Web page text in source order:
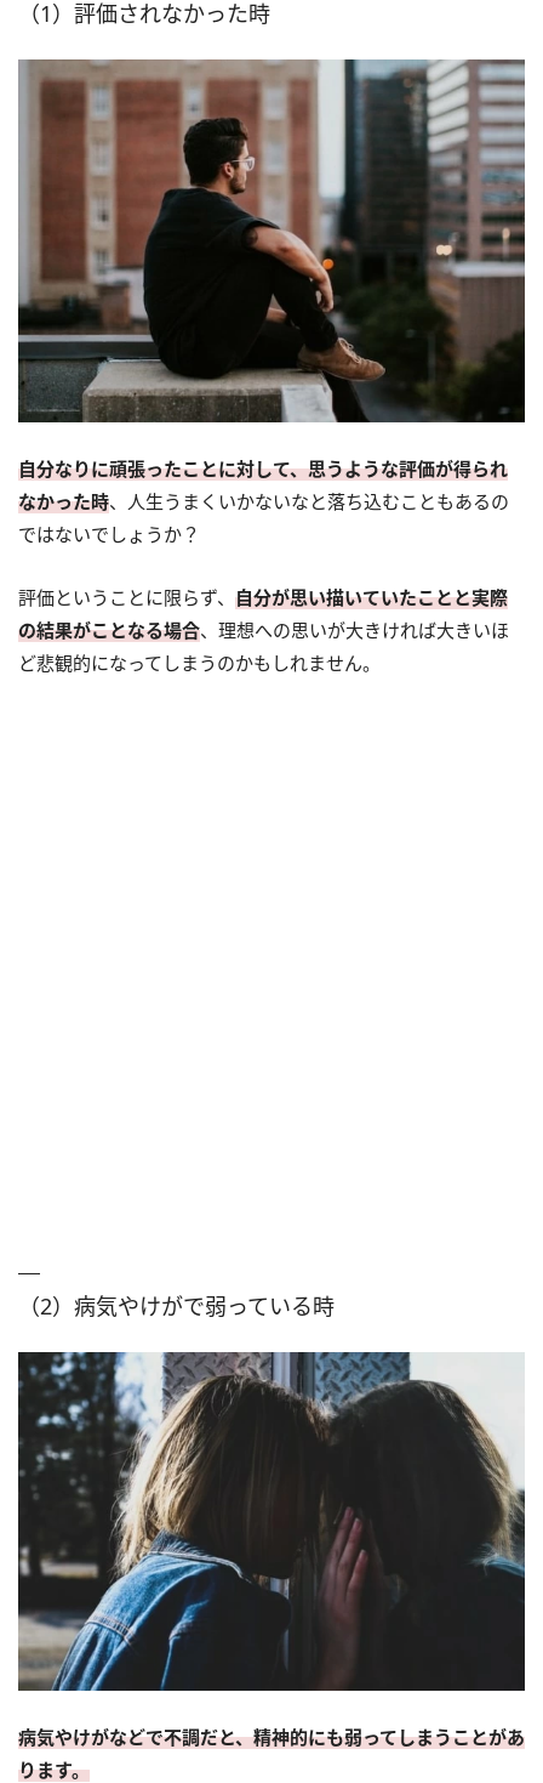
（1）評価されなかった時
自分なりに頑張ったことに対して、思うような評価が得られ
なかった時、人生うまくいかないなと落ち込むこともあるの
ではないでしょうか？
評価ということに限らず、 自分が思い描いていたことと実際
の結果がことなる場合、理想への思いが大きければ大きいほ
ど悲観的になってしまうのかもしれません。
（2）病気やけがで弱っている時
病気やけがなどで不調だと、精神的にも弱ってしまうことがあ
ります。